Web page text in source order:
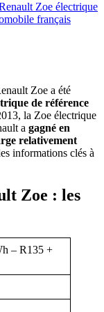
Zoe électrique
français
Zoe a été
de référence
la Zoe électrique
a gagné en
relativement
informations clés à
Zoe : les
– R135 +